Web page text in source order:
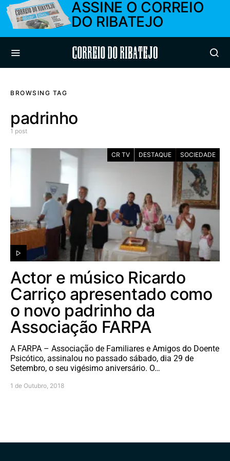
ASSINE O CORREIO
DO RIBATEJO
Correio do Ribatejo
BROWSING TAG
padrinho
1 post
CR TV DESTAQUE SOCIEDADE
Actor e músico Ricardo
Carriço apresentado como
o novo padrinho da
Associação FARPA
A FARPA – Associação de Familiares e Amigos do Doente
Psicótico, assinalou no passado sábado, dia 29 de
Setembro, o seu vigésimo aniversário. O…
1 de Outubro, 2018